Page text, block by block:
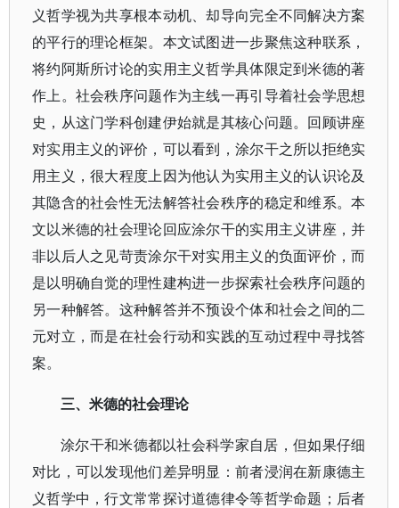
义哲学视为共享根本动机、却导向完全不同解决方案
的平行的理论框架。本文试图进一步聚焦这种联系，
将约阿斯所讨论的实用主义哲学具体限定到米德的著
作上。社会秩序问题作为主线一再引导着社会学思想
史，从这门学科创建伊始就是其核心问题。回顾讲座
对实用主义的评价，可以看到，涂尔干之所以拒绝实
用主义，很大程度上因为他认为实用主义的认识论及
其隐含的社会性无法解答社会秩序的稳定和维系。本
文以米德的社会理论回应涂尔干的实用主义讲座，并
非以后人之见苛责涂尔干对实用主义的负面评价，而
是以明确自觉的理性建构进一步探索社会秩序问题的
另一种解答。这种解答并不预设个体和社会之间的二
元对立，而是在社会行动和实践的互动过程中寻找答
案。
三、米德的社会理论
涂尔干和米德都以社会科学家自居，但如果仔细
对比，可以发现他们差异明显：前者浸润在新康德主
义哲学中，行文常常探讨道德律令等哲学命题；后者